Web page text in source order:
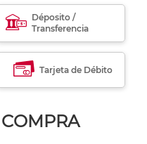
Déposito /
Transferencia
Tarjeta de Débito